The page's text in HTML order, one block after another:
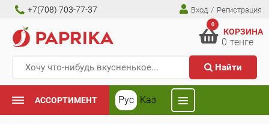
+7(708) 703-77-37 Вход / Регистрация
Найти
0
КОРЗИНА
0 тенге
АССОРТИМЕНТ Рус Каз